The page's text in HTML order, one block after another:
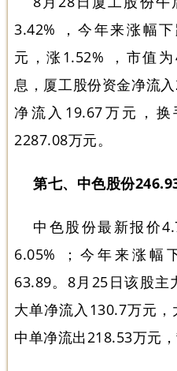
3.42% ，今年来涨幅
元，涨1.52% ，市值
息，厦工股份资金净流
净流入19.67万元，
2287.08万元。
第七、中色股份
中色股份最新报价
6.05% ；今年来涨幅
63.89。8月25日该股主
大单净流入130.7万元，
中单净流出218.53万元